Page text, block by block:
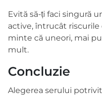
Evită să-ți faci singură
active, întrucât
minte că uneori, mai
mult.
Concluzie
Alegerea serului